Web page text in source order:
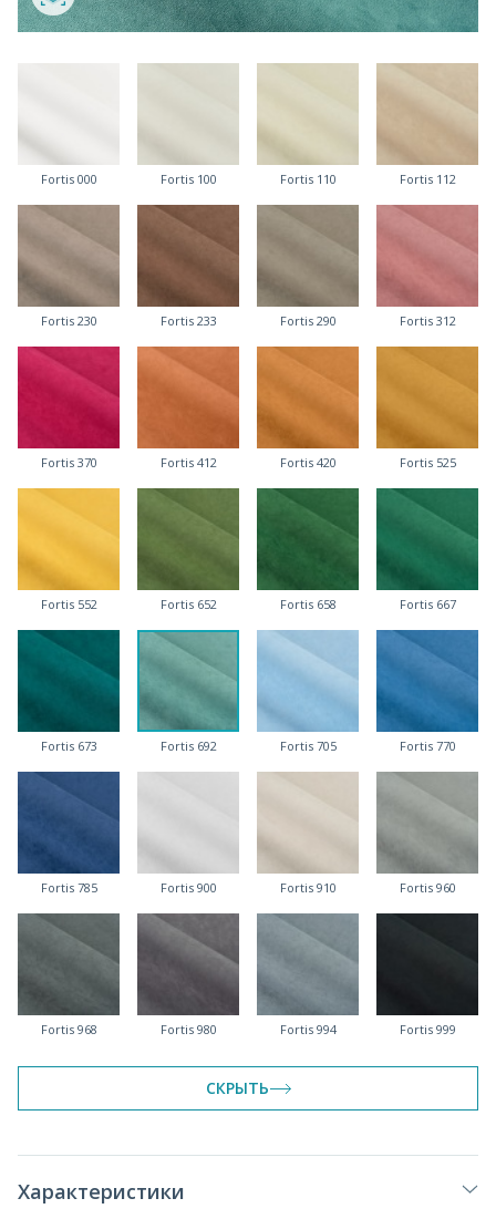
Fortis 000 Fortis 100 Fortis 110 Fortis 112
Fortis 230 Fortis 233 Fortis 290 Fortis 312
Fortis 370 Fortis 412 Fortis 420 Fortis 525
Fortis 552 Fortis 652 Fortis 658 Fortis 667
Fortis 673 Fortis 692 Fortis 705 Fortis 770
Fortis 785 Fortis 900 Fortis 910 Fortis 960
Fortis 968 Fortis 980 Fortis 994 Fortis 999
СКРЫТЬ
Характеристики